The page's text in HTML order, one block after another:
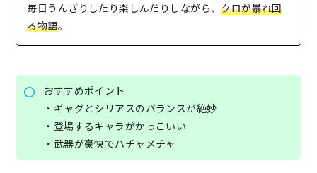
毎日うんざりしたり楽しんだりしながら、クロが暴れ回
る物語。
おすすめポイント
・ギャグとシリアスのバランスが絶妙
・登場するキャラがかっこいい
・武器が豪快でハチャメチャ